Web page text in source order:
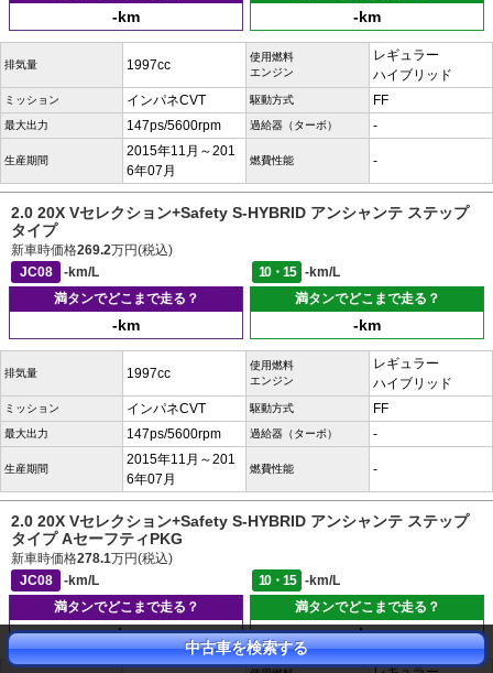
-km -km
排気量 1997cc
使用燃料
エンジン
レギュラー
ハイブリッド
ミッション インパネCVT 駆動方式 FF
最大出力 147ps/5600rpm 過給器（ターボ） -
生産期間
2015年11月～201
6年07月
燃費性能 -
2.0 20X Vセレクション+Safety S-HYBRID アンシャンテ ステップ
タイプ
新車時価格269.2万円(税込)
JC08
-km/L 10・15
-km/L
満タンでどこまで走る？
-km
満タンでどこまで走る？
-km
排気量 1997cc
使用燃料
エンジン
レギュラー
ハイブリッド
ミッション インパネCVT 駆動方式 FF
最大出力 147ps/5600rpm 過給器（ターボ） -
生産期間
2015年11月～201
6年07月
燃費性能 -
2.0 20X Vセレクション+Safety S-HYBRID アンシャンテ ステップ
タイプ AセーフティPKG
新車時価格278.1万円(税込)
JC08
-km/L 10・15
-km/L
満タンでどこまで走る？
-km
満タンでどこまで走る？
-km
中古車を検索する